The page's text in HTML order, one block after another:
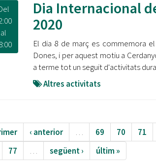
al
Dia Internacional
2020
El dia 8 de març es commemora
Dones, i per aquest motiu a
a terme tot un seguit d'activitats
Altres activitats
‹ anterior … 69 70 71
77
… següent › últim »